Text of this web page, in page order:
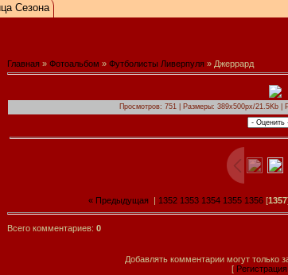
Сезона
Главная » Фотоальбом » Футболисты Ливерпуля » Джеррард
Просмотров: 751 | Размеры: 389x500px/21.5Kb |
« Предыдущая 1352 1353 1354 1355 1356 [1357]
Всего комментариев: 0
Добавлять комментарии могут только
[ Регистрация